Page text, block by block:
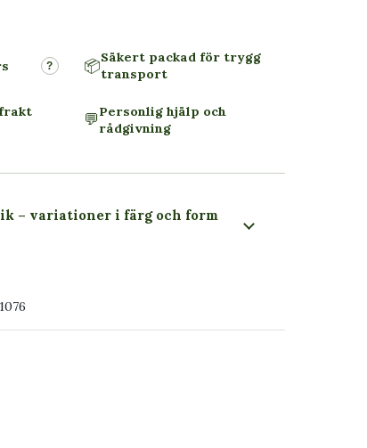
? 📦Säkert packad för trygg
transport
💬Personlig hjälp och
rådgivning
– variationer i färg och form
1076